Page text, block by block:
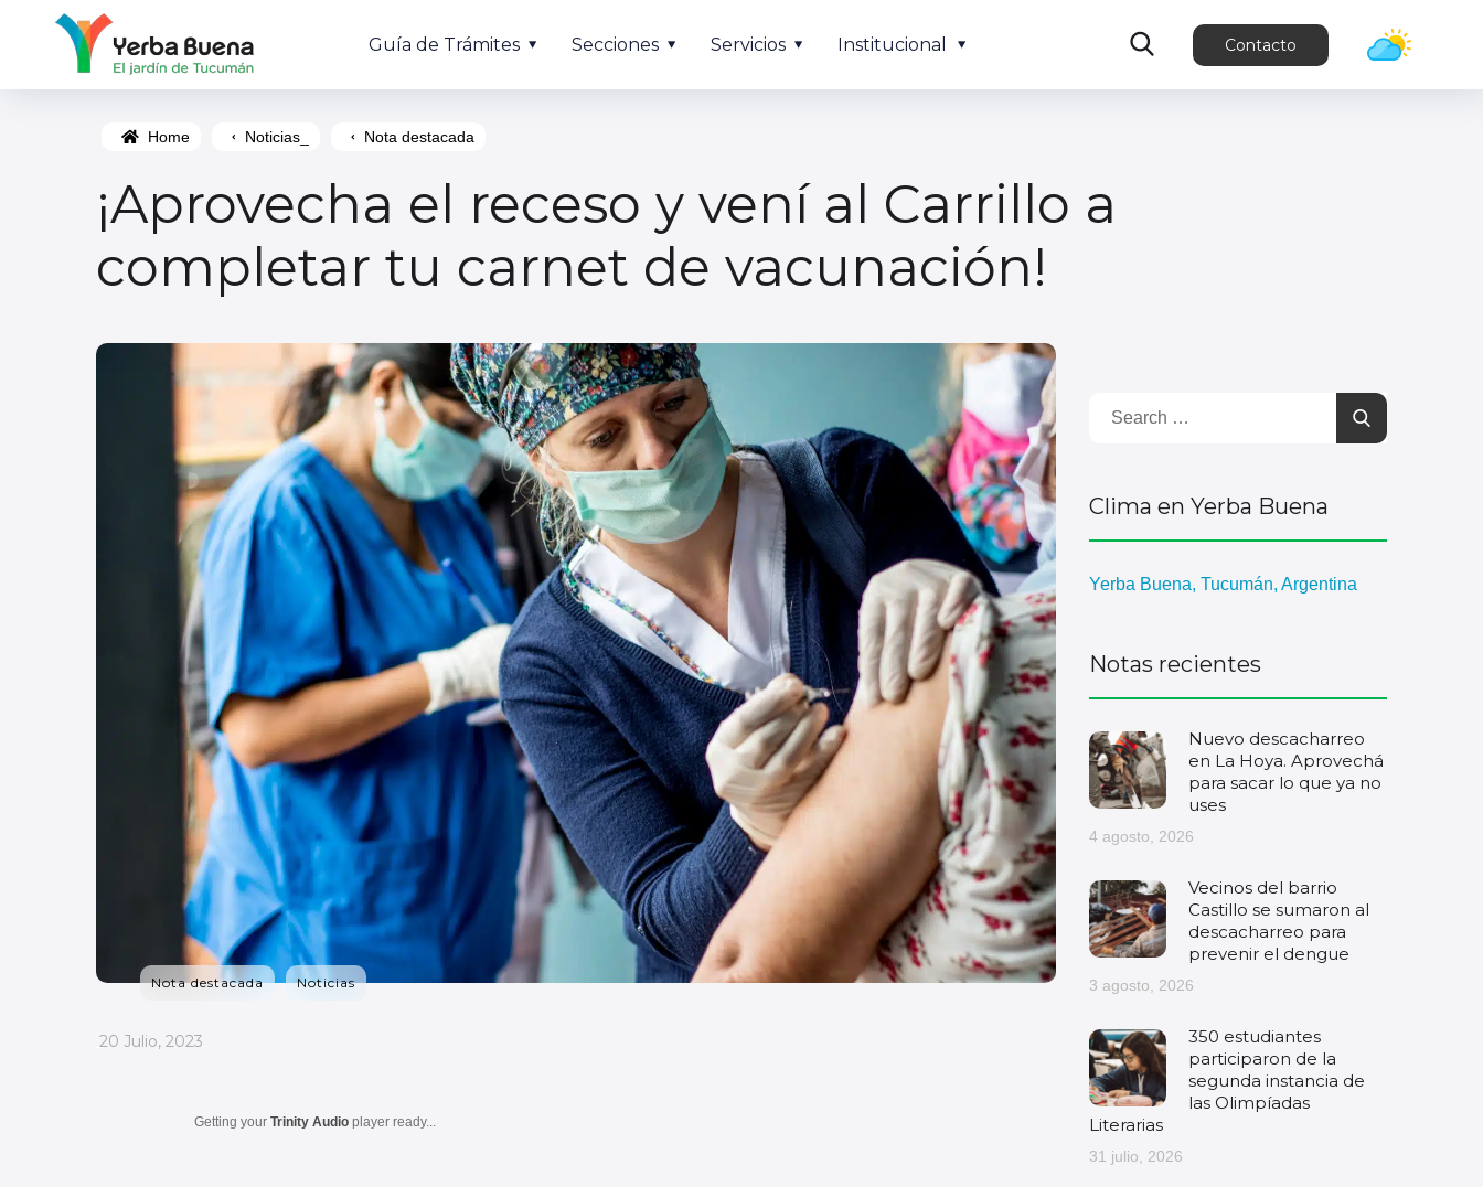
Guía de Trámites Secciones Servicios Institucional Contacto
Home Noticias_ Nota destacada
¡Aprovecha el receso y vení al Carrillo a
completar tu carnet de vacunación!
Nota destacada Noticias
_
20 Julio, 2023
Getting your Trinity Audio player ready...
Clima en Yerba Buena
Yerba Buena, Tucumán, Argentina
Notas recientes
Nuevo descacharreo
en La Hoya. Aprovechá
para sacar lo que ya no
uses
4 agosto, 2026
Vecinos del barrio
Castillo se sumaron al
descacharreo para
prevenir el dengue
3 agosto, 2026
350 estudiantes
participaron de la
segunda instancia de
las Olimpíadas
Literarias
31 julio, 2026